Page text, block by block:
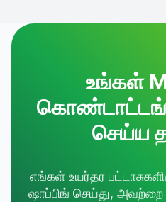
உங்கள்
செய்ய
எங்கள் உயர்தர
ஷாப்பிங் செய்து,